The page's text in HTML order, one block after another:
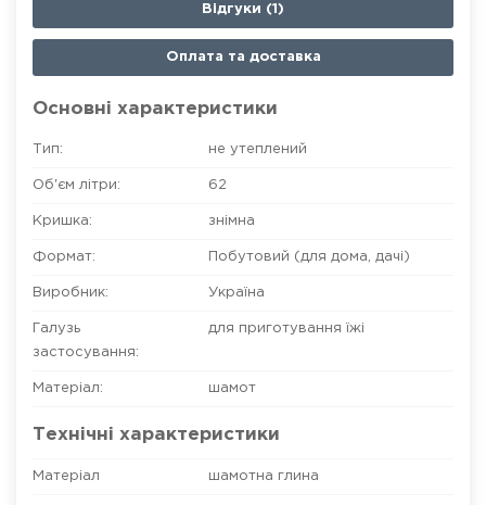
Відгуки (1)
Оплата та доставка
Основні характеристики
Тип: не утеплений
Об'єм літри: 62
Кришка: знімна
Формат: Побутовий (для дома, дачі)
Виробник: Україна
Галузь
застосування:
для приготування їжі
Матеріал: шамот
Технічні характеристики
Матеріал шамотна глина